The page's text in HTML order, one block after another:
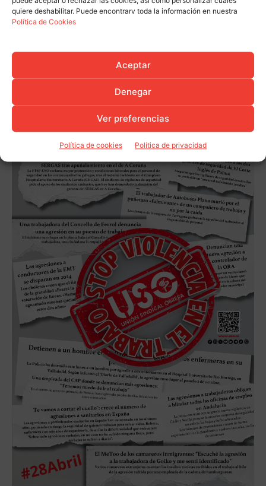
quiere deshabilitar. Puede encontrarv toda la información en nuestra
Política de Cookies
Aceptar
Denegar
Ver preferencias
Política de cookies Política de privacidad